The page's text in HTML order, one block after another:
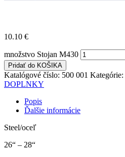
10.10 €
množstvo Stojan M430
Pridať do KOŠIKA
Katalógové číslo: 500 001 Kategórie:
DOPLNKY
Popis
Ďalšie informácie
Steel/oceľ
26“ – 28“